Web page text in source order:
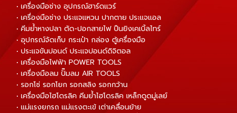
• เครื่องมือช่าง อุปกรณ์ฮาร์ดแวร์
• เครื่องมือช่าง ประแจแหวน ปากตาย ประแจแอล
• คีมย้ำหางปลา ตัด-ปอกสายไฟ ปืนยิงเคเบิ้ลไทร์
• อุปกรณ์จัดเก็บ กระเป๋า กล่อง ตู้เครื่องมือ
• ประแจขันปอนด์ ประแจปอนด์ดิจิตอล
• เครื่องมือไฟฟ้า POWER TOOLS
• เครื่องมือลม ปั๊มลม AIR TOOLS
• รอกโซ่ รอกโยก รอกสลิง รอกกว้าน
• เครื่องมือไฮโดรลิค คีมย้ำไฮโดรลิค เหล็กดูดมู่เลย์
• แม่แรงยกรถ แม่แรงตะเข้ เต่าเคลื่อนย้าย